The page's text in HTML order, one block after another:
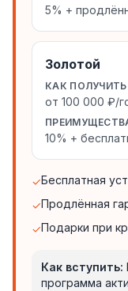
5% +
Золотой
КАК ПОЛУЧИТЬ
от 100 000 ₽/
10% +
✓Бесплатная
✓Продлённая
✓Подарки при
Как вступить:
программа